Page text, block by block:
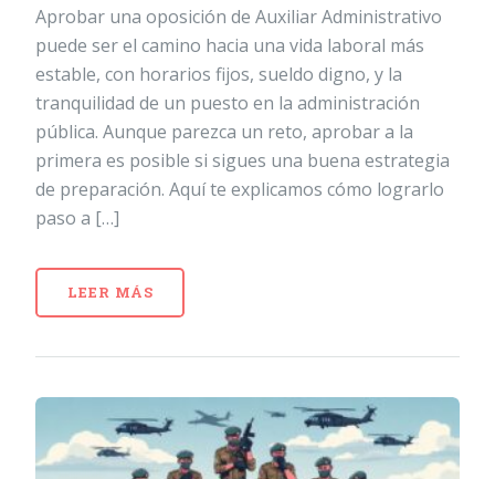
Aprobar una oposición de Auxiliar Administrativo
puede ser el camino hacia una vida laboral más
estable, con horarios fijos, sueldo digno, y la
tranquilidad de un puesto en la administración
pública. Aunque parezca un reto, aprobar a la
primera es posible si sigues una buena estrategia
de preparación. Aquí te explicamos cómo lograrlo
paso a […]
LEER MÁS